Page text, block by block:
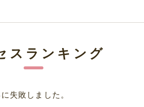
スランキング
失敗しました。